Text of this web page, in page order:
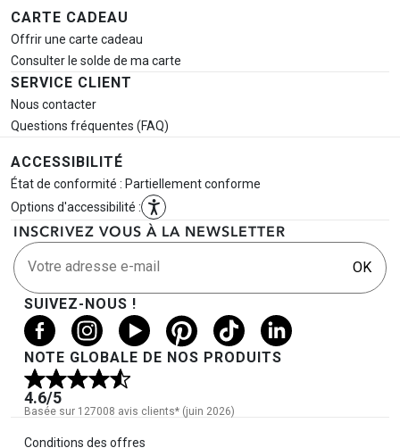
CARTE CADEAU
Offrir une carte cadeau
Consulter le solde de ma carte
SERVICE CLIENT
Nous contacter
Questions fréquentes (FAQ)
ACCESSIBILITÉ
État de conformité : Partiellement conforme
Options d'accessibilité :
INSCRIVEZ VOUS À LA NEWSLETTER
Votre adresse e-mail OK
SUIVEZ-NOUS !
NOTE GLOBALE DE NOS PRODUITS
4.6/5
Basée sur 127008 avis clients* (juin 2026)
Informations légales
Conditions des offres